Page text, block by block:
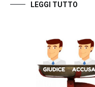
LEGGI TUTTO